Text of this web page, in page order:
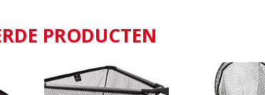
PRODUCTEN